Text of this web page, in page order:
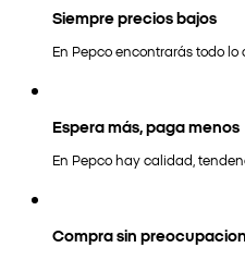
Siempre precios bajos
En Pepco encontrarás todo lo
Espera más, paga menos
En Pepco hay calidad,
Compra sin